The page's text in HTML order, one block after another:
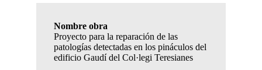
Nombre obra
Proyecto para la reparación de las
patologías detectadas en los pináculos del
edificio Gaudí del Col·legi Teresianes